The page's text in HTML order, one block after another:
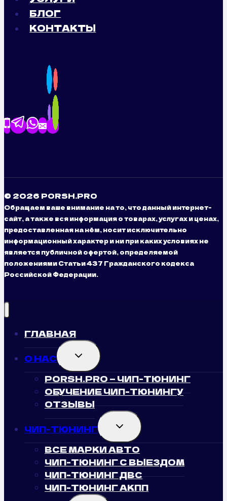
БЛОГ
КОНТАКТЫ
© 2026 PORSH.PRO
Обращаем ваше внимание на то, что данный интернет-
сайт, а также вся информация о товарах, услугах и ценах,
предоставленная на нём, носит исключительно
информационный характер и ни при каких условиях не
является публичной офертой, определяемой
положениями Статьи 437 Гражданского кодекса
Российской Федерации.
ГЛАВНАЯ
О НАС TOGGLE
CHILD
MENU
PORSH.PRO — ЧИП-ТЮНИНГ
ОБУЧЕНИЕ ЧИП-ТЮНИНГУ
ОТЗЫВЫ
ЧИП-ТЮНИНГ TOGGLE
CHILD
MENU
ВСЕ МАРКИ АВТО
ЧИП-ТЮНИНГ С ВЫЕЗДОМ
ЧИП-ТЮНИНГ ДВС
ЧИП-ТЮНИНГ АКПП